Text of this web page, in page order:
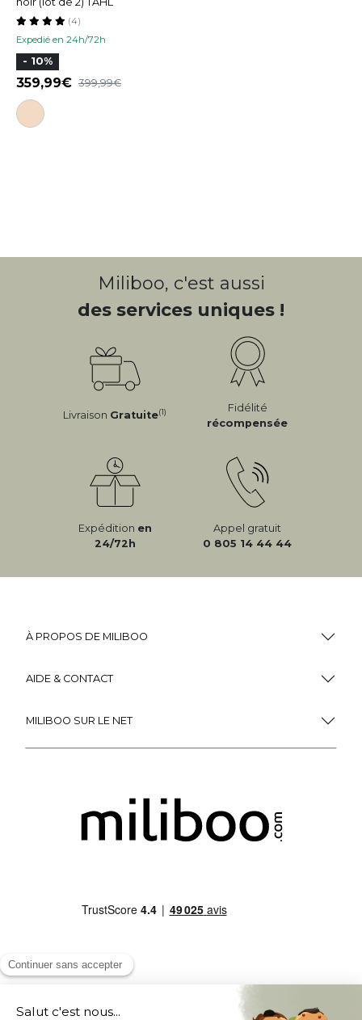
Expedié en 24h/72h
(4)
- 10%
359,99 399,99
Miliboo, c'est aussi
des services uniques !
Livraison Gratuite(1)
Fidélité
récompensée
Expédition en
24/72h
Appel gratuit
0 805 14 44 44
À PROPOS DE MILIBOO
AIDE & CONTACT
MILIBOO SUR LE NET